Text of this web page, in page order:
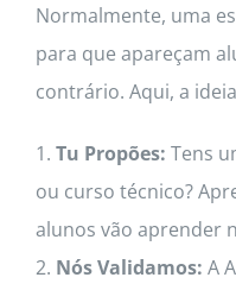
Normalmente, uma
para que apareçam
contrário. Aqui, a
1. Tu Propões: Tens
ou curso técnico?
alunos vão aprender
2. Nós Validamos: A